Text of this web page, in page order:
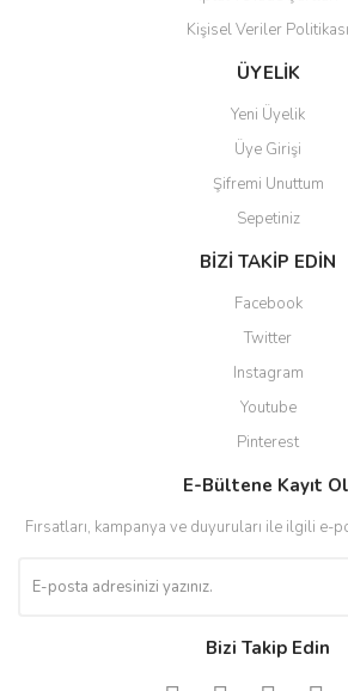
Kişisel Veriler Politikası
ÜYELİK
Yeni Üyelik
Üye Girişi
Şifremi Unuttum
Sepetiniz
BİZİ TAKİP EDİN
Facebook
Twitter
Instagram
Youtube
Pinterest
E-Bültene Kayıt
Fırsatları, kampanya ve duyuruları ile ilgili e-
Bizi Takip Edin